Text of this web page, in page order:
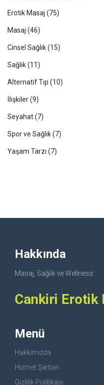
Erotik Masaj (75)
Masaj (46)
Cinsel Sağlık(15)
Sağlık(11)
Alternatif Tıp (10)
İlişkiler(9)
Seyahat(7)
Spor ve Sağlık(7)
Yaşam Tarzı (7)
Hakkında
Masaj, Sağlık ve Wellness
Cankiri Erotik
Menü
Hakkımızda
Hizmet Şartları
Gizlilik Politikası